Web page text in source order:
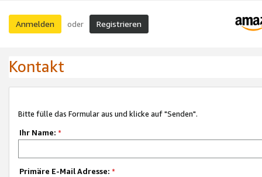
Anmelden oder Registrieren
Kontakt
Bitte fülle das Formular aus und klicke auf "Senden".
Ihr Name: *
Primäre E-Mail Adresse: *